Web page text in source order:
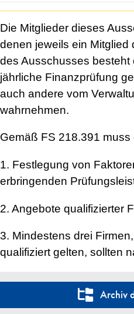
Die Mitglieder dieses
denen jeweils ein Mitglied
des Ausschusses besteht
jährliche Finanzprüfung
auch andere vom
wahrnehmen.
Gemäß FS 218.391 muss
1. Festlegung von
erbringenden
2. Angebote qualifizierter
3. Mindestens drei
qualifiziert gelten, sollten
Archiv